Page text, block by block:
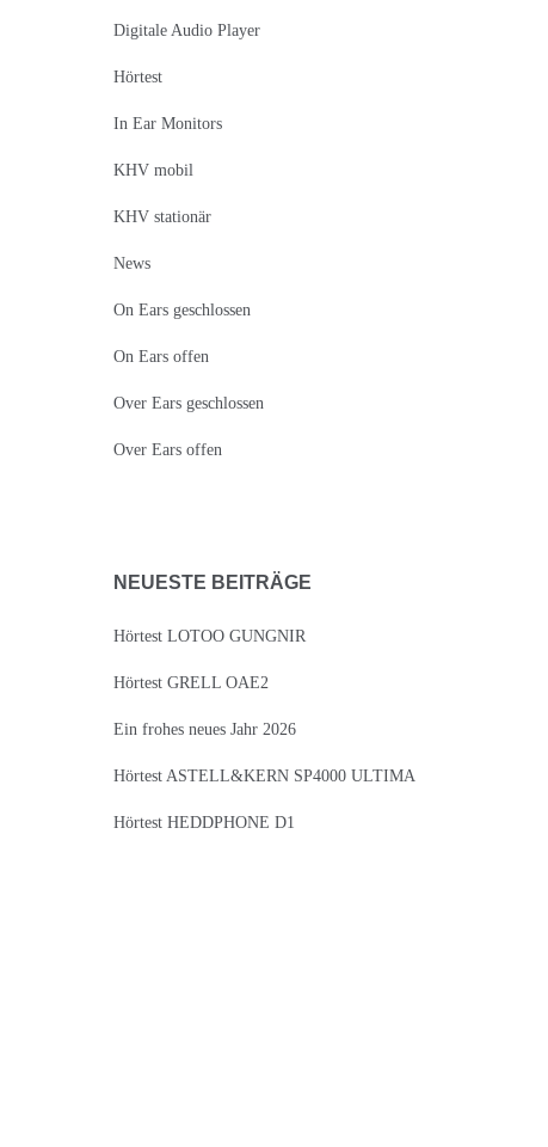
Digitale Audio Player
Hörtest
In Ear Monitors
KHV mobil
KHV stationär
News
On Ears geschlossen
On Ears offen
Over Ears geschlossen
Over Ears offen
NEUESTE BEITRÄGE
Hörtest LOTOO GUNGNIR
Hörtest GRELL OAE2
Ein frohes neues Jahr 2026
Hörtest ASTELL&KERN SP4000 ULTIMA
Hörtest HEDDPHONE D1